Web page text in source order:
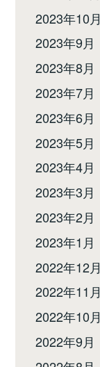
2023年10月
2023年9月
2023年8月
2023年7月
2023年6月
2023年5月
2023年4月
2023年3月
2023年2月
2023年1月
2022年12月
2022年11月
2022年10月
2022年9月